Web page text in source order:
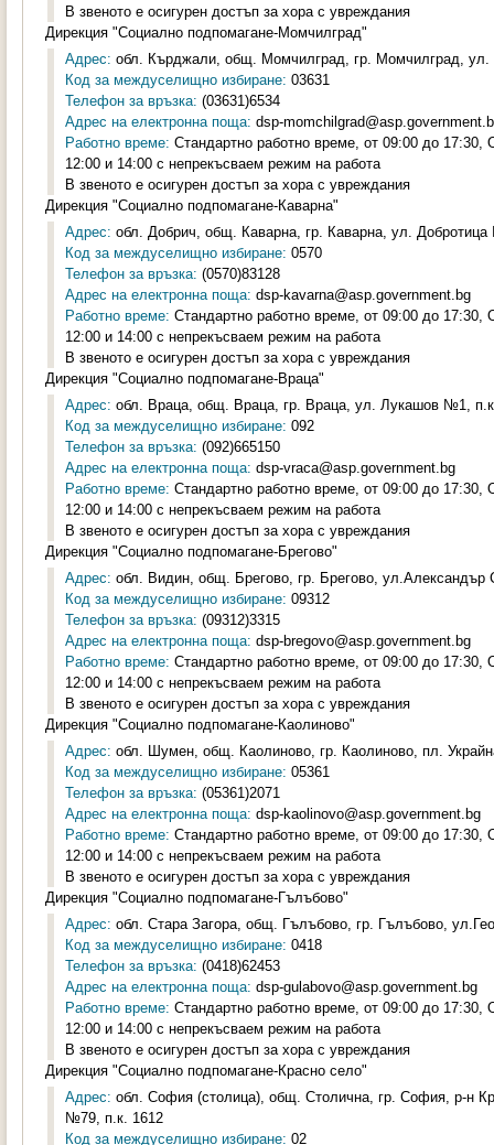
В звеното е осигурен достъп за хора с увреждания
Дирекция "Социално подпомагане-Момчилград"
Адрес: обл. Кърджали, общ. Момчилград, гр. Момчилград,
Код за междуселищно избиране: 03631
Телефон за връзка: (03631)6534
Адрес на електронна поща: dsp-
Работно време: Стандартно работно време, от 09:00 до
12:00 и 14:00 с непрекъсваем режим на работа
В звеното е осигурен достъп за хора с увреждания
Дирекция "Социално подпомагане-Каварна"
Адрес: обл. Добрич, общ. Каварна, гр. Каварна, ул.
Код за междуселищно избиране: 0570
Телефон за връзка: (0570)83128
Адрес на електронна поща: dsp-kavarna@asp.government.bg
Работно време: Стандартно работно време, от 09:00 до
12:00 и 14:00 с непрекъсваем режим на работа
В звеното е осигурен достъп за хора с увреждания
Дирекция "Социално подпомагане-Враца"
Адрес: обл. Враца, общ. Враца, гр. Враца, ул. Лукашов №1,
Код за междуселищно избиране: 092
Телефон за връзка: (092)665150
Адрес на електронна поща: dsp-vraca@asp.government.bg
Работно време: Стандартно работно време, от 09:00 до
12:00 и 14:00 с непрекъсваем режим на работа
В звеното е осигурен достъп за хора с увреждания
Дирекция "Социално подпомагане-Брегово"
Адрес: обл. Видин, общ. Брегово, гр. Брегово,
Код за междуселищно избиране: 09312
Телефон за връзка: (09312)3315
Адрес на електронна поща: dsp-bregovo@asp.government.bg
Работно време: Стандартно работно време, от 09:00 до
12:00 и 14:00 с непрекъсваем режим на работа
В звеното е осигурен достъп за хора с увреждания
Дирекция "Социално подпомагане-Каолиново"
Адрес: обл. Шумен, общ. Каолиново, гр. Каолиново, пл.
Код за междуселищно избиране: 05361
Телефон за връзка: (05361)2071
Адрес на електронна поща: dsp-kaolinovo@asp.government.bg
Работно време: Стандартно работно време, от 09:00 до
12:00 и 14:00 с непрекъсваем режим на работа
В звеното е осигурен достъп за хора с увреждания
Дирекция "Социално подпомагане-Гълъбово"
Адрес: обл. Стара Загора, общ. Гълъбово, гр. Гълъбово,
Код за междуселищно избиране: 0418
Телефон за връзка: (0418)62453
Адрес на електронна поща: dsp-gulabovo@asp.government.bg
Работно време: Стандартно работно време, от 09:00 до
12:00 и 14:00 с непрекъсваем режим на работа
В звеното е осигурен достъп за хора с увреждания
Дирекция "Социално подпомагане-Красно село"
Адрес: обл. София (столица), общ. Столична, гр. София, р-н
№79, п.к. 1612
Код за междуселищно избиране: 02